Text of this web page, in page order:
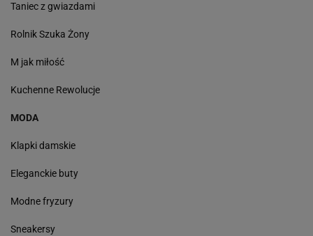
Taniec z gwiazdami
Rolnik Szuka Żony
M jak miłość
Kuchenne Rewolucje
MODA
Klapki damskie
Eleganckie buty
Modne fryzury
Sneakersy